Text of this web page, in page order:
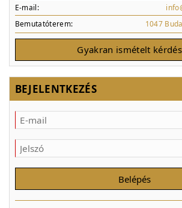
E-mail:
Bemutatóterem:
1047
Gyakran ismételt
BEJELENTKEZÉS